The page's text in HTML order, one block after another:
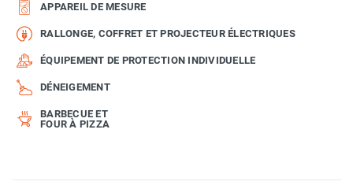
APPAREIL DE MESURE
RALLONGE, COFFRET ET PROJECTEUR ÉLECTRIQUES
ÉQUIPEMENT DE PROTECTION INDIVIDUELLE
DÉNEIGEMENT
BARBECUE ET
FOUR À PIZZA